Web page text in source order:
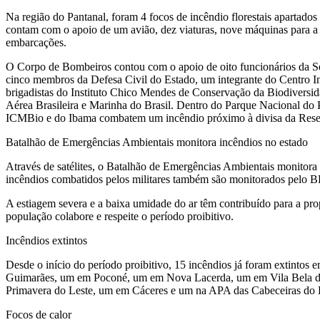
Na região do Pantanal, foram 4 focos de incêndio florestais
contam com o apoio de um avião, dez viaturas, nove máquinas para
embarcações.
O Corpo de Bombeiros contou com o apoio de oito funcionários da
cinco membros da Defesa Civil do Estado, um integrante do Centro
brigadistas do Instituto Chico Mendes de Conservação da
Aérea Brasileira e Marinha do Brasil. Dentro do Parque Nacional do
ICMBio e do Ibama combatem um incêndio próximo à divisa da
Batalhão de Emergências Ambientais monitora incêndios no estado
Através de satélites, o Batalhão de Emergências Ambientais
incêndios combatidos pelos militares também são monitorados pelo
A estiagem severa e a baixa umidade do ar têm contribuído para a
população colabore e respeite o período proibitivo.
Incêndios extintos
Desde o início do período proibitivo, 15 incêndios já foram extintos
Guimarães, um em Poconé, um em Nova Lacerda, um em Vila Bela
Primavera do Leste, um em Cáceres e um na APA das Cabeceiras
Focos de calor